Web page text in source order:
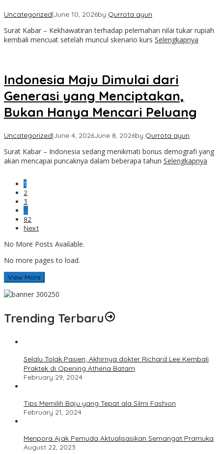
Uncategorized|June 10, 2026by Qurrota ayun
Surat Kabar – Kekhawatiran terhadap pelemahan nilai tukar rupiah
kembali mencuat setelah muncul skenario kurs Selengkapnya
Indonesia Maju Dimulai dari
Generasi yang Menciptakan,
Bukan Hanya Mencari Peluang
Uncategorized|June 4, 2026June 8, 2026by Qurrota ayun
Surat Kabar – Indonesia sedang menikmati bonus demografi yang
akan mencapai puncaknya dalam beberapa tahun Selengkapnya
1
2
3
82
Next
No More Posts Available.
No more pages to load.
View More
Trending Terbaru
Selalu Tolak Pasien, Akhirnya dokter Richard Lee Kembali
Praktek di Opening Athena Batam
February 29, 2024
Tips Memilih Baju yang Tepat ala Silmi Fashion
February 21, 2024
Menpora Ajak Pemuda Aktualisasikan Semangat Pramuka
August 22, 2023